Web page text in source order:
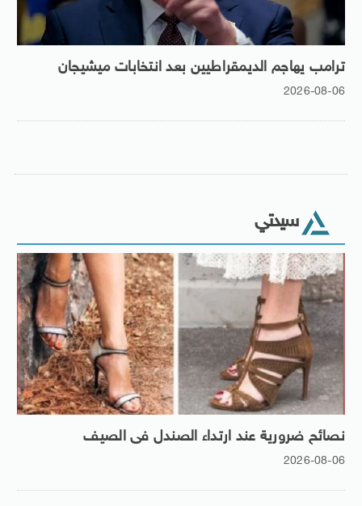
ترامب يهاجم الديمقراطيين بعد انتخابات ميشيجان
2026-08-06
سيدتي
نصائح ضرورية عند ارتداء الصندل فى الصيف
2026-08-06